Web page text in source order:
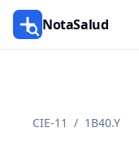
NotaSalud
CIE-11 / 1B40.Y